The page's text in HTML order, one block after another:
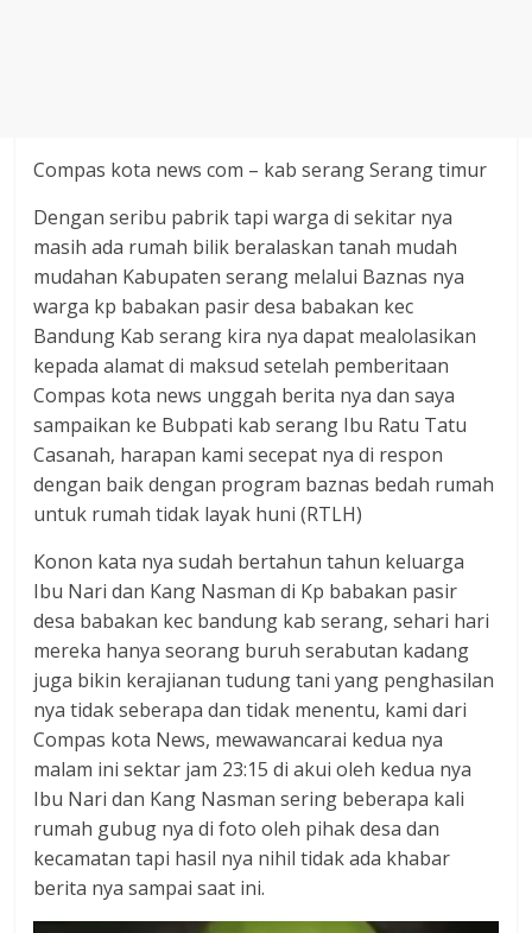
menereapkan
jurnalisme
dalam
setiap
liputan
peristiwa
dan
tulis
secara
cerdas,
tajam
berimbang.
Compas kota news com – kab serang Serang timur
Dengan seribu pabrik tapi warga di sekitar nya
masih ada rumah bilik beralaskan tanah mudah
mudahan Kabupaten serang melalui Baznas nya
warga kp babakan pasir desa babakan kec
Bandung Kab serang kira nya dapat mealolasikan
kepada alamat di maksud setelah pemberitaan
Compas kota news unggah berita nya dan saya
sampaikan ke Bubpati kab serang Ibu Ratu Tatu
Casanah, harapan kami secepat nya di respon
dengan baik dengan program baznas bedah rumah
untuk rumah tidak layak huni (RTLH)
Konon kata nya sudah bertahun tahun keluarga
Ibu Nari dan Kang Nasman di Kp babakan pasir
desa babakan kec bandung kab serang, sehari hari
mereka hanya seorang buruh serabutan kadang
juga bikin kerajianan tudung tani yang penghasilan
nya tidak seberapa dan tidak menentu, kami dari
Compas kota News, mewawancarai kedua nya
malam ini sektar jam 23:15 di akui oleh kedua nya
Ibu Nari dan Kang Nasman sering beberapa kali
rumah gubug nya di foto oleh pihak desa dan
kecamatan tapi hasil nya nihil tidak ada khabar
berita nya sampai saat ini.